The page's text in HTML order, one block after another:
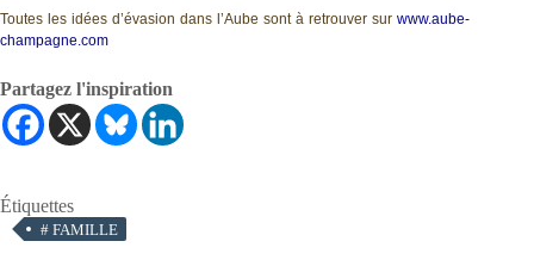
Toutes les idées d’évasion dans l’Aube sont à retrouver surwww.aube-
champagne.com
Partagez l'inspiration
Étiquettes
# FAMILLE